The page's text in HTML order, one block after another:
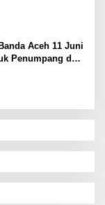
Aceh 11 Juni
Penumpang dan